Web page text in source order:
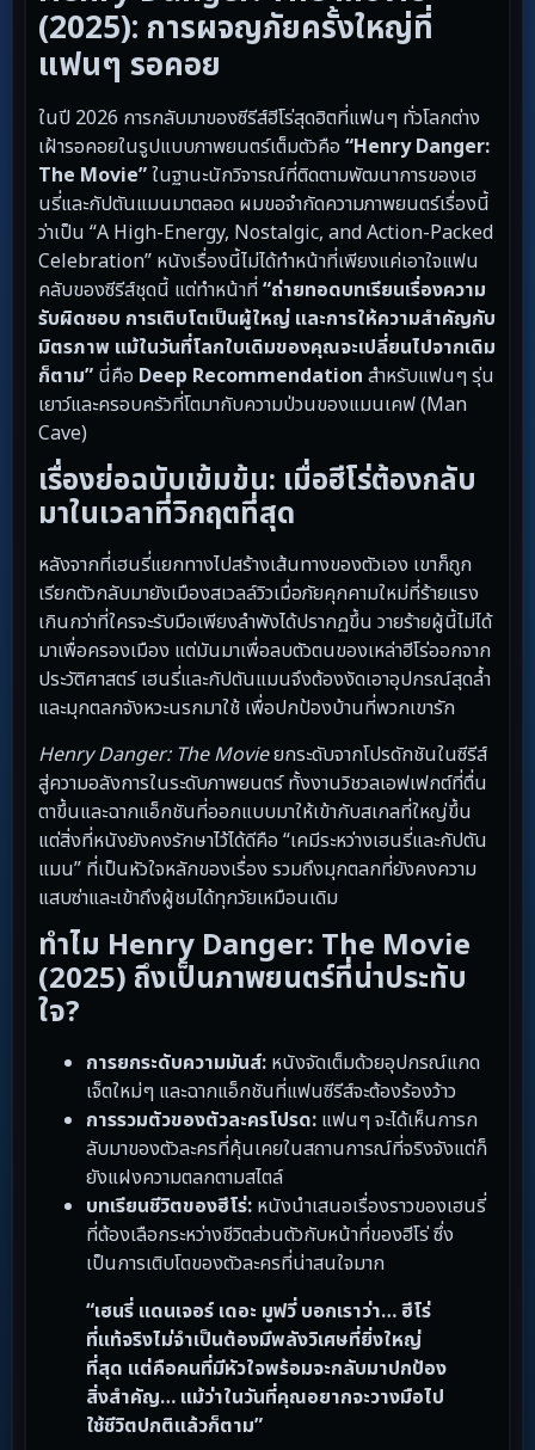
(2025): การผจญภัยครั้งใหญ่ที่
แฟนๆ รอคอย
ในปี 2026 การกลับมาของซีรีส์ฮีโร่สุดฮิตที่แฟนๆ ทั่วโลกต่าง
เฝ้ารอคอยในรูปแบบภาพยนตร์เต็มตัวคือ “Henry Danger:
The Movie”ในฐานะนักวิจารณ์ที่ติดตามพัฒนาการของเฮ
นรี่และกัปตันแมนมาตลอด ผมขอจำกัดความภาพยนตร์เรื่องนี้
ว่าเป็น “A High-Energy, Nostalgic, and Action-Packed
Celebration” หนังเรื่องนี้ไม่ได้ทำหน้าที่เพียงแค่เอาใจแฟน
คลับของซีรีส์ชุดนี้ แต่ทำหน้าที่“ถ่ายทอดบทเรียนเรื่องความ
รับผิดชอบ การเติบโตเป็นผู้ใหญ่ และการให้ความสำคัญกับ
มิตรภาพ แม้ในวันที่โลกใบเดิมของคุณจะเปลี่ยนไปจากเดิม
ก็ตาม” นี่คือ Deep Recommendation สำหรับแฟนๆ รุ่น
เยาว์และครอบครัวที่โตมากับความป่วนของแมนเคฟ (Man
Cave)
เรื่องย่อฉบับเข้มข้น: เมื่อฮีโร่ต้องกลับ
มาในเวลาที่วิกฤตที่สุด
หลังจากที่เฮนรี่แยกทางไปสร้างเส้นทางของตัวเอง เขาก็ถูก
เรียกตัวกลับมายังเมืองสเวลล์วิวเมื่อภัยคุกคามใหม่ที่ร้ายแรง
เกินกว่าที่ใครจะรับมือเพียงลำพังได้ปรากฏขึ้น วายร้ายผู้นี้ไม่ได้
มาเพื่อครองเมือง แต่มันมาเพื่อลบตัวตนของเหล่าฮีโร่ออกจาก
ประวัติศาสตร์ เฮนรี่และกัปตันแมนจึงต้องงัดเอาอุปกรณ์สุดล้ำ
และมุกตลกจังหวะนรกมาใช้ เพื่อปกป้องบ้านที่พวกเขารัก
Henry Danger: The Movieยกระดับจากโปรดักชันในซีรีส์
สู่ความอลังการในระดับภาพยนตร์ ทั้งงานวิชวลเอฟเฟกต์ที่ตื่น
ตาขึ้นและฉากแอ็กชันที่ออกแบบมาให้เข้ากับสเกลที่ใหญ่ขึ้น
แต่สิ่งที่หนังยังคงรักษาไว้ได้ดีคือ “เคมีระหว่างเฮนรี่และกัปตัน
แมน” ที่เป็นหัวใจหลักของเรื่อง รวมถึงมุกตลกที่ยังคงความ
แสบซ่าและเข้าถึงผู้ชมได้ทุกวัยเหมือนเดิม
ทำไม Henry Danger: The Movie
(2025) ถึงเป็นภาพยนตร์ที่น่าประทับ
ใจ?
การยกระดับความมันส์: หนังจัดเต็มด้วยอุปกรณ์แกด
เจ็ตใหม่ๆ และฉากแอ็กชันที่แฟนซีรีส์จะต้องร้องว้าว
การรวมตัวของตัวละครโปรด: แฟนๆ จะได้เห็นการก
ลับมาของตัวละครที่คุ้นเคยในสถานการณ์ที่จริงจังแต่ก็
ยังแฝงความตลกตามสไตล์
บทเรียนชีวิตของฮีโร่: หนังนำเสนอเรื่องราวของเฮนรี่
ที่ต้องเลือกระหว่างชีวิตส่วนตัวกับหน้าที่ของฮีโร่ ซึ่ง
เป็นการเติบโตของตัวละครที่น่าสนใจมาก
“เฮนรี่ แดนเจอร์ เดอะ มูฟวี่ บอกเราว่า… ฮีโร่
ที่แท้จริงไม่จำเป็นต้องมีพลังวิเศษที่ยิ่งใหญ่
ที่สุด แต่คือคนที่มีหัวใจพร้อมจะกลับมาปกป้อง
สิ่งสำคัญ… แม้ว่าในวันที่คุณอยากจะวางมือไป
ใช้ชีวิตปกติแล้วก็ตาม”